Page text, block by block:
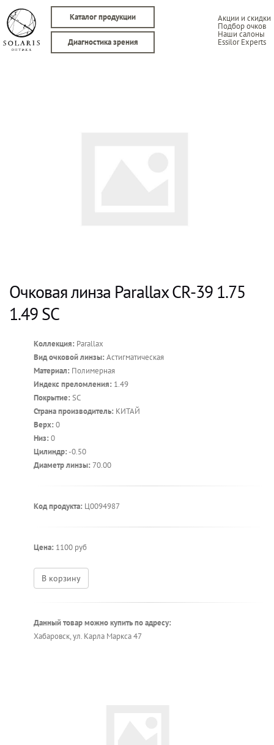
Каталог продукции Акции и скидки
Подбор очков
Наши салоны
Essilor Experts
Диагностика зрения
Очковая линза Parallax CR-39 1.75
1.49 SC
Коллекция: Parallax
Вид очковой линзы: Астигматическая
Материал: Полимерная
Индекс преломления: 1.49
Покрытие: SC
Страна производитель: КИТАЙ
Верх: 0
Низ: 0
Цилиндр:-0.50
Диаметр линзы: 70.00
Код продукта: Ц0094987
Цена: 1100 руб
В корзину
Данный товар можно купить по адресу:
Хабаровск, ул. Карла Маркса 47